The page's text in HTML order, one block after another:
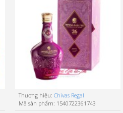
Thương hiệu: Chivas Regal
Mã sản phẩm: 1540722361743